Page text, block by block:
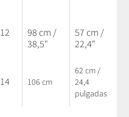
12
98 cm /
38,5"
57 cm /
22,4"
14 106 cm
62 cm /
24,4
pulgadas